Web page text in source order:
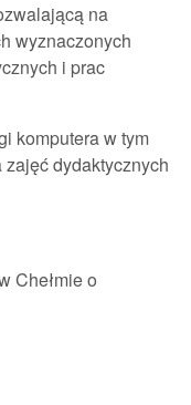
na
wyznaczonych
i prac
komputera w tym
dydaktycznych
Chełmie o